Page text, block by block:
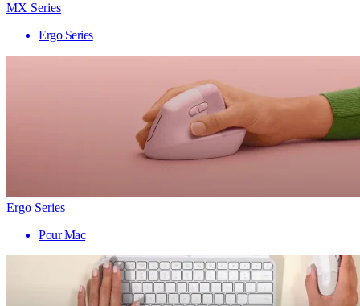
MX Series
Ergo Series
Ergo Series
Pour Mac